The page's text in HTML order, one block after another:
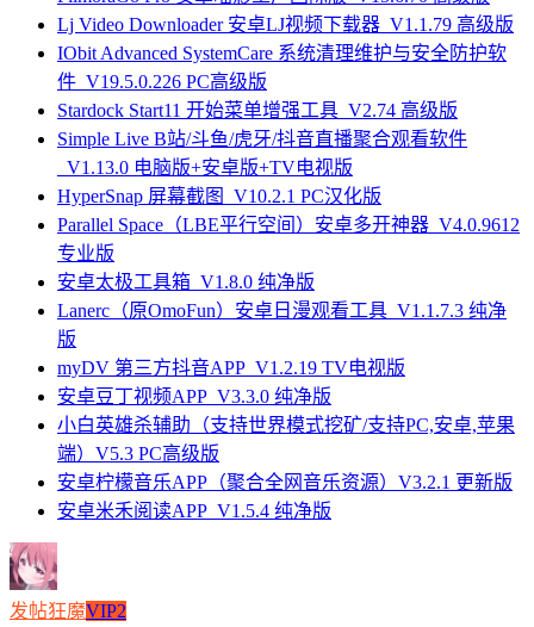
Lj Video Downloader 安卓LJ视频下载器_V1.1.79 高级版
IObit Advanced SystemCare 系统清理维护与安全防护软
件_V19.5.0.226 PC高级版
Stardock Start11 开始菜单增强工具_V2.74 高级版
Simple Live B站/斗鱼/虎牙/抖音直播聚合观看软件
_V1.13.0 电脑版+安卓版+TV电视版
HyperSnap 屏幕截图_V10.2.1 PC汉化版
Parallel Space（LBE平行空间）安卓多开神器_V4.0.9612
专业版
安卓太极工具箱_V1.8.0 纯净版
Lanerc（原OmoFun）安卓日漫观看工具_V1.1.7.3 纯净
版
myDV 第三方抖音APP_V1.2.19 TV电视版
安卓豆丁视频APP_V3.3.0 纯净版
小白英雄杀辅助（支持世界模式挖矿/支持PC,安卓,苹果
端）V5.3 PC高级版
安卓柠檬音乐APP（聚合全网音乐资源）V3.2.1 更新版
安卓米禾阅读APP_V1.5.4 纯净版
发帖狂魔VIP2